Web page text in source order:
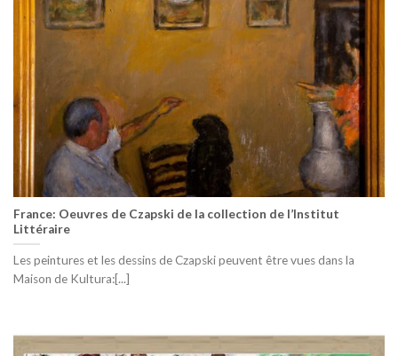
France: Oeuvres de Czapski de la collection de l’Institut
Littéraire
Les peintures et les dessins de Czapski peuvent être vues dans la
Maison de Kultura:[...]